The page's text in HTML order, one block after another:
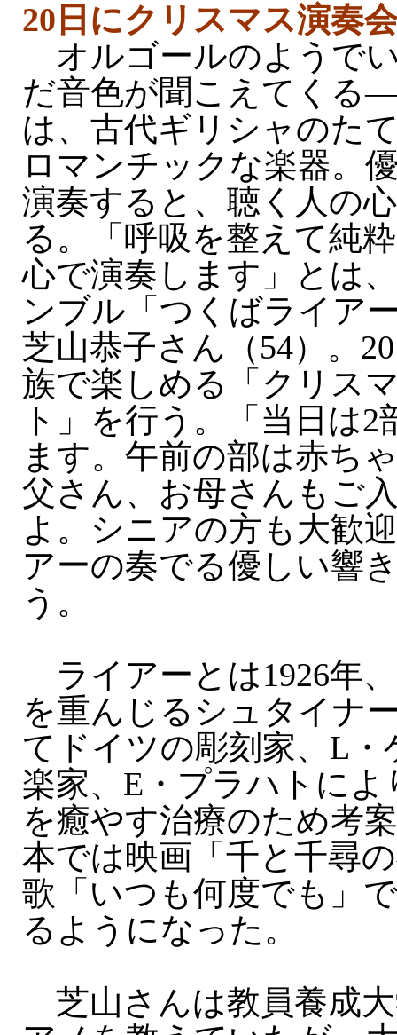
20日にクリスマス演奏会
オルゴールのようで
だ音色が聞こえてくる
は、古代ギリシャのた
ロマンチックな楽器。
演奏すると、聴く人の
る。「呼吸を整えて純
心で演奏します」とは
ンブル「つくばライア
芝山恭子さん（54）。
族で楽しめる「クリス
ト」を行う。「当日は2
ます。午前の部は赤ち
父さん、お母さんもご
よ。シニアの方も大歓
アーの奏でる優しい響
う。
ライアーとは1926年
を重んじるシュタイナ
てドイツの彫刻家、L・
楽家、E・プラハトに
を癒やす治療のため考
本では映画「千と千尋
歌「いつも何度でも」
るようになった。
芝山さんは教員養成